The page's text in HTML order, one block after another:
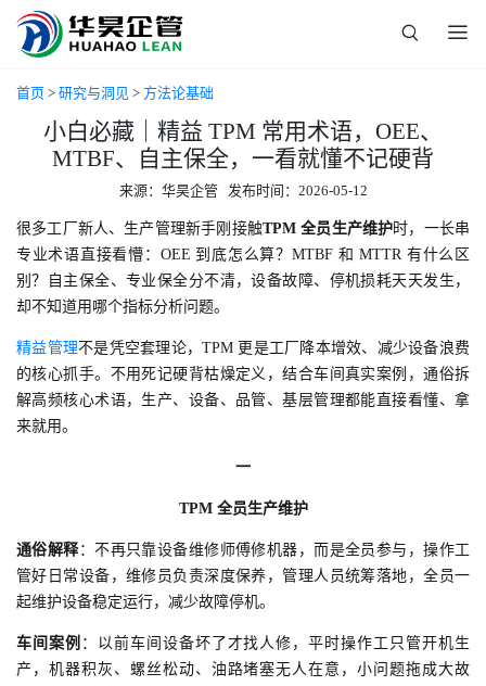
首页 > 研究与洞见 > 方法论基础
小白必藏｜精益 TPM 常用术语，OEE、
MTBF、自主保全，一看就懂不记硬背
来源：华昊企管 发布时间：2026-05-12
很多工厂新人、生产管理新手刚接触TPM 全员生产维护时，一长串
专业术语直接看懵：OEE 到底怎么算？MTBF 和 MTTR 有什么区
别？自主保全、专业保全分不清，设备故障、停机损耗天天发生，
却不知道用哪个指标分析问题。
精益管理不是凭空套理论，TPM 更是工厂降本增效、减少设备浪费
的核心抓手。不用死记硬背枯燥定义，结合车间真实案例，通俗拆
解高频核心术语，生产、设备、品管、基层管理都能直接看懂、拿
来就用。
一
TPM 全员生产维护
通俗解释：不再只靠设备维修师傅修机器，而是全员参与，操作工
管好日常设备，维修员负责深度保养，管理人员统筹落地，全员一
起维护设备稳定运行，减少故障停机。
车间案例 ：以前车间设备坏了才找人修，平时操作工只管开机生
产，机器积灰、螺丝松动、油路堵塞无人在意，小问题拖成大故